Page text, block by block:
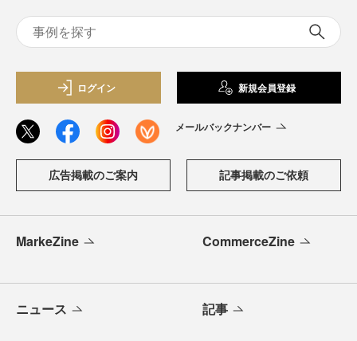
ログイン 新規会員登録
メールバックナンバー
広告掲載のご案内 記事掲載のご依頼
MarkeZine CommerceZine
ニュース 記事